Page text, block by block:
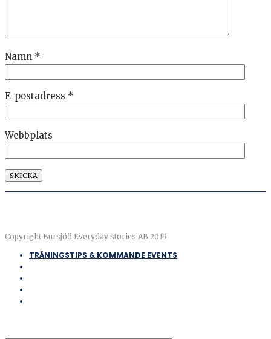
Namn *
E-postadress *
Webbplats
Copyright Bursjöö Everyday stories AB 2019
TRÄNINGSTIPS & KOMMANDE EVENTS